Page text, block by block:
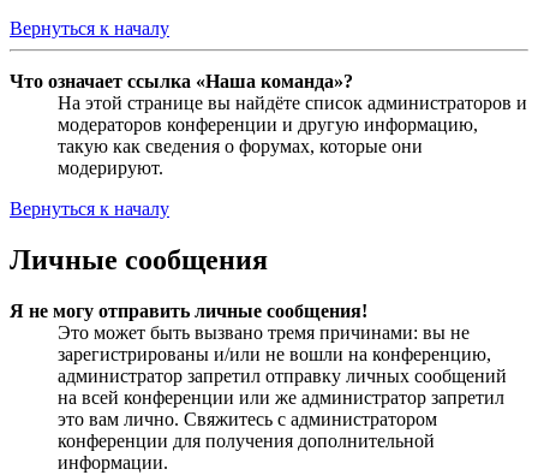
Вернуться к началу
Что означает ссылка «Наша команда»?
На этой странице вы найдёте список администраторов и
модераторов конференции и другую информацию,
такую как сведения о форумах, которые они
модерируют.
Вернуться к началу
Личные сообщения
Я не могу отправить личные сообщения!
Это может быть вызвано тремя причинами: вы не
зарегистрированы и/или не вошли на конференцию,
администратор запретил отправку личных сообщений
на всей конференции или же администратор запретил
это вам лично. Свяжитесь с администратором
конференции для получения дополнительной
информации.